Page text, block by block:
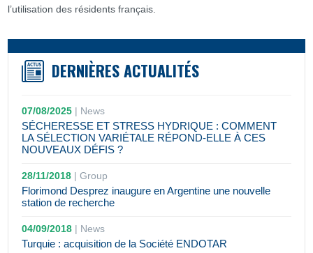
l’utilisation des résidents français.
DERNIÈRES ACTUALITÉS
07/08/2025 | News
SÉCHERESSE ET STRESS HYDRIQUE : COMMENT
LA SÉLECTION VARIÉTALE RÉPOND-ELLE À CES
NOUVEAUX DÉFIS ?
28/11/2018 |Group
Florimond Desprez inaugure en Argentine une nouvelle
station de recherche
04/09/2018 | News
Turquie : acquisition de la Société ENDOTAR